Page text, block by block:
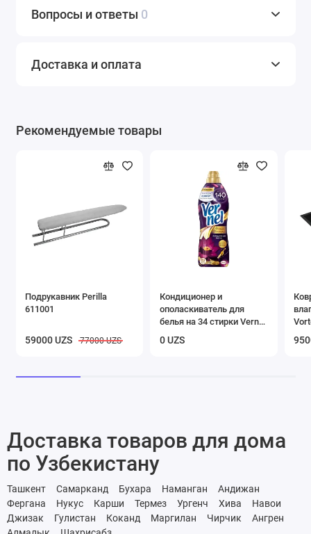
Вопросы и ответы 0
Доставка и оплата
Рекомендуемые товары
Подрукавник Perilla
611001
59000 UZS 77000 UZS
Кондиционер и
ополаскиватель для
белья на 34 стирки Vernel
"Загадочный Лотос", 0,87
л
0 UZS
Доставка товаров для дома
по Узбекистану
Ташкент Самарканд Бухара Наманган
Андижан
Фергана
Нукус Карши Термез Ургенч Хива
Навои
Джизак
Гулистан Коканд Маргилан Чирчик
Ангрен